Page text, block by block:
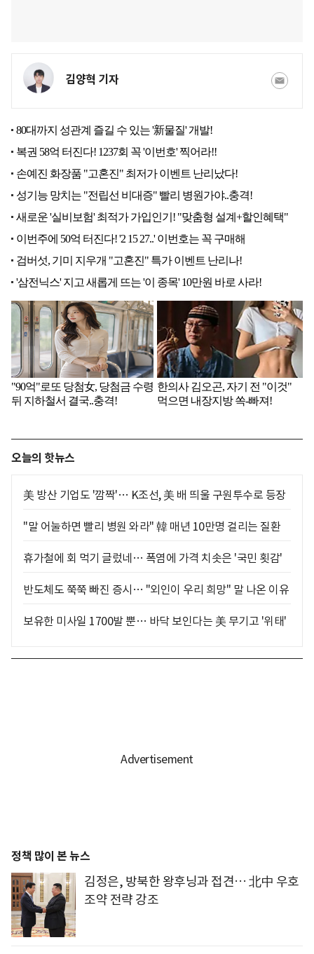
김양혁 기자
오늘의 핫뉴스
美 방산 기업도 '깜짝'… K조선, 美 배 띄울 구원투수로 등장
"말 어눌하면 빨리 병원 와라" 韓 매년 10만명 걸리는 질환
휴가철에 회 먹기 글렀네… 폭염에 가격 치솟은 '국민 횟감'
반도체도 쭉쭉 빠진 증시… "외인이 우리 희망" 말 나온 이유
보유한 미사일 1700발 뿐… 바닥 보인다는 美 무기고 '위태'
정책 많이 본 뉴스
김정은, 방북한 왕후닝과 접견… 北中 우호
조약 전략 강조